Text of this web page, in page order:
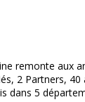
remonte aux
2 Partners, 40
dans 5